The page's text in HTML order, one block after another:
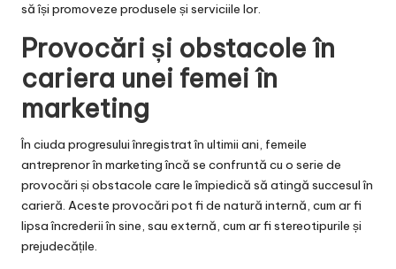
să își promoveze produsele și serviciile lor.
Provocări și obstacole în
cariera unei femei în
marketing
În ciuda progresului înregistrat în ultimii ani, femeile
antreprenor în marketing încă se confruntă cu o serie de
provocări și obstacole care le împiedică să atingă succesul în
carieră. Aceste provocări pot fi de natură internă, cum ar fi
lipsa încrederii în sine, sau externă, cum ar fi stereotipurile și
prejudecățile.